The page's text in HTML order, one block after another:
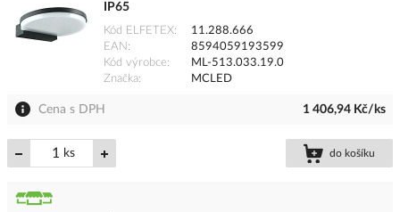
IP65
Kód ELFETEX
11.288.666
EAN
8594059193599
Kód výrobce
ML-513.033.19.0
Značka
MCLED
Cena s DPH 1 406,94 Kč/ks
ks do košíku